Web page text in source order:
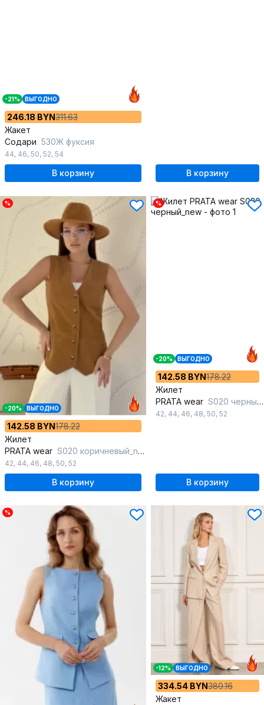
-21% ВЫГОДНО
246.18 BYN311.63
Жакет
Содари 530Ж фуксия
44, 46, 50, 52, 54
В корзину В корзину
%
-20% ВЫГОДНО
142.58 BYN178.22
Жилет
PRATA wear S020 коричневый_new
42, 44, 46, 48, 50, 52
В корзину
%
-20% ВЫГОДНО
142.58 BYN178.22
Жилет
PRATA wear S020 черный_new
42, 44, 46, 48, 50, 52
В корзину
%
-12% ВЫГОДНО
334.54 BYN380.16
Жакет